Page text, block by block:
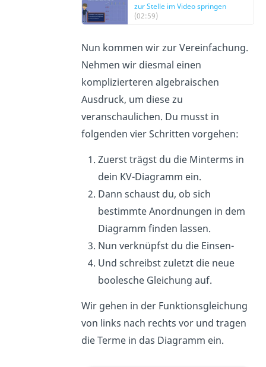
zur Stelle im Video springen
(02:59)
Nun kommen wir zur Vereinfachung.
Nehmen wir diesmal einen
komplizierteren algebraischen
Ausdruck, um diese zu
veranschaulichen. Du musst in
folgenden vier Schritten vorgehen:
Zuerst trägst du die Minterms in
dein KV-Diagramm ein.
Dann schaust du, ob sich
bestimmte Anordnungen in dem
Diagramm finden lassen.
Nun verknüpfst du die Einsen-
Und schreibst zuletzt die neue
boolesche Gleichung auf.
Wir gehen in der Funktionsgleichung
von links nach rechts vor und tragen
die Terme in das Diagramm ein.